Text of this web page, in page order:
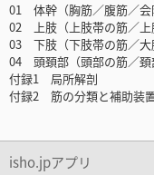
01 体幹（胸筋／腹筋／会
02 上肢（上肢帯の筋／上
03 下肢（下肢帯の筋／大
04 頭頚部（頭部の筋／頚
付録1 局所解剖
付録2 筋の分類と補助装
isho.jpアプリ